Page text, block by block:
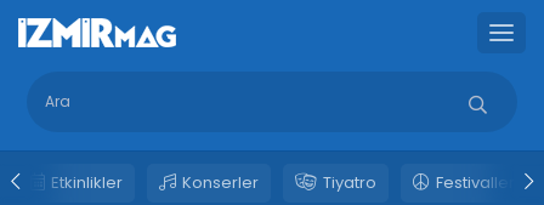
Etkinlikler Konserler Tiyatro Festivaller